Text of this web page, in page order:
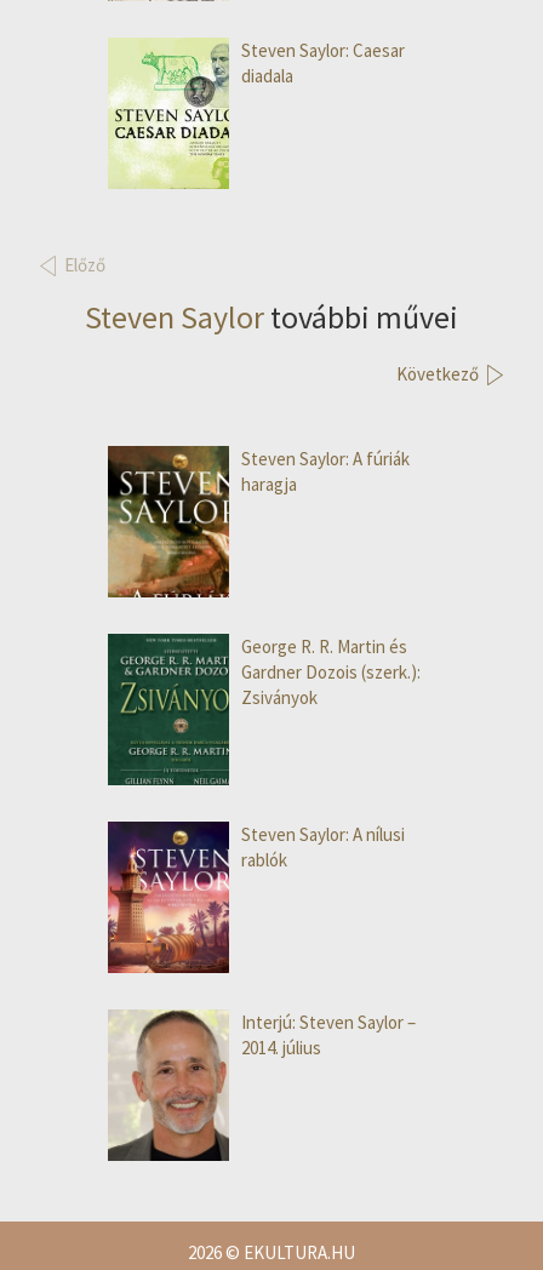
Steven Saylor: Caesar
diadala
Előző
Steven Saylortovábbi művei
Következő
Steven Saylor: A fúriák
haragja
George R. R. Martin és
Gardner Dozois (szerk.):
Zsiványok
Steven Saylor: A nílusi
rablók
Interjú: Steven Saylor –
2014. július
2026© EKULTURA.HU